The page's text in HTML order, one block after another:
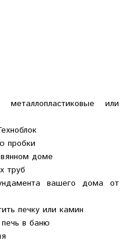
или
пробки
доме
труб
вашего дома от
печку или камин
печь в баню